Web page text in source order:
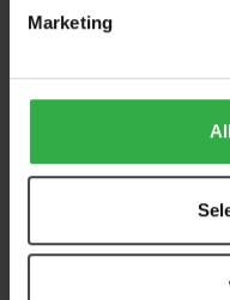
Marketing
Recent bekeken